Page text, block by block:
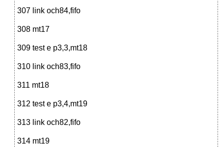
307 link och84,fifo
308 mt17
309 test e p3,3,mt18
310 link och83,fifo
311 mt18
312 test e p3,4,mt19
313 link och82,fifo
314 mt19